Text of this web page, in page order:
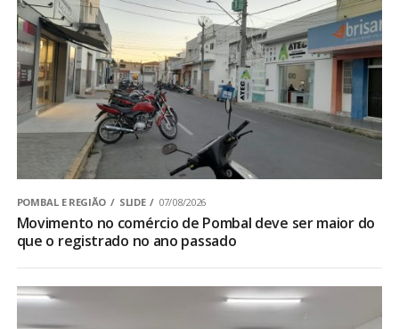
POMBAL E REGIÃO SLIDE 07/08/2026
Movimento no comércio de Pombal deve ser maior do
que o registrado no ano passado